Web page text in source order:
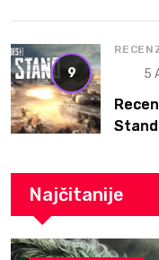
9 5
Stand
Najčitanije